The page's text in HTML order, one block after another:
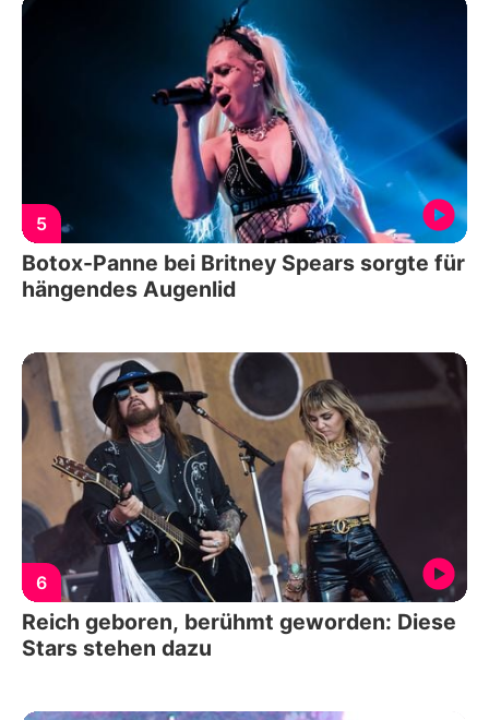
5
Botox-Panne bei Britney Spears sorgte für
hängendes Augenlid
6
Reich geboren, berühmt geworden: Diese
Stars stehen dazu